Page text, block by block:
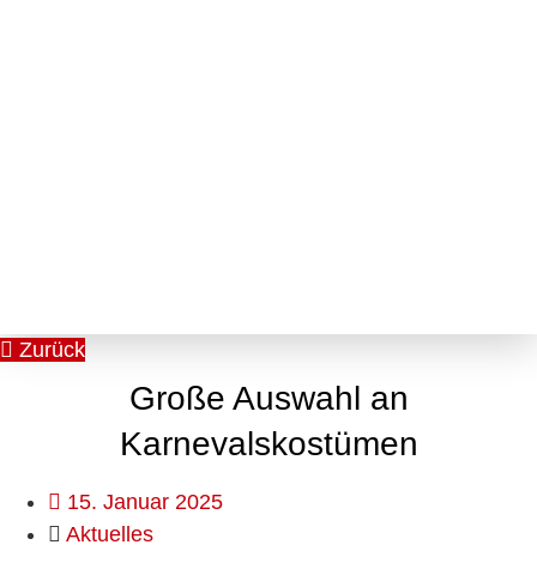
Zurück
Große Auswahl an
Karnevalskostümen
15. Januar 2025
Aktuelles